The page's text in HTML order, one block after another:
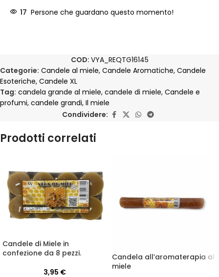
17 Persone che guardano questo momento!
COD: VYA_REQTG16145
Categorie: Candele al miele, Candele Aromatiche, Candele
Esoteriche, Candele XL
Tag: candela grande al miele, candele di miele, Candele e
profumi, candele grandi, Il miele
Condividere:
Prodotti correlati
Candele di Miele in
confezione da 8 pezzi.
3,95 €
Candela all’aromaterapia al
miele